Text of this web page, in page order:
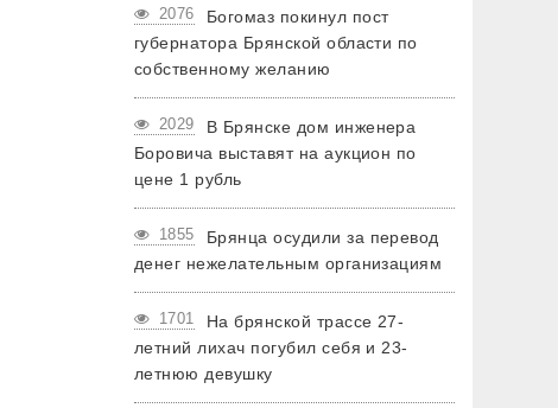
2076
Богомаз покинул пост
губернатора Брянской области по
собственному желанию
2029
В Брянске дом инженера
Боровича выставят на аукцион по
цене 1 рубль
1855
Брянца осудили за перевод
денег нежелательным организациям
1701
На брянской трассе 27-
летний лихач погубил себя и 23-
летнюю девушку